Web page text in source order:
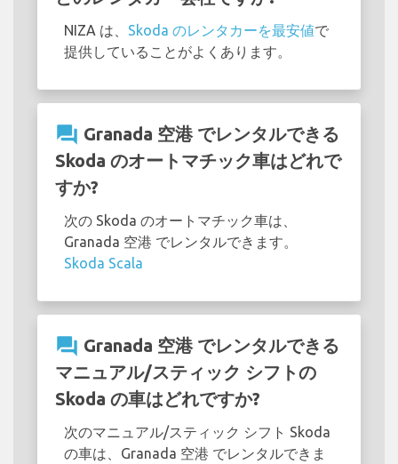
NIZA は、 Skoda のレンタカーを最安値で
提供していることがよくあります。
question_answer Granada 空港 でレンタルできる
Skoda のオートマチック車はどれで
すか?
次の Skoda のオートマチック車は、
Granada 空港 でレンタルできます。
Skoda Scala
question_answer Granada 空港 でレンタルできる
マニュアル/スティック シフトの
Skoda の車はどれですか?
次のマニュアル/スティック シフト Skoda
の車は、Granada 空港 でレンタルできま